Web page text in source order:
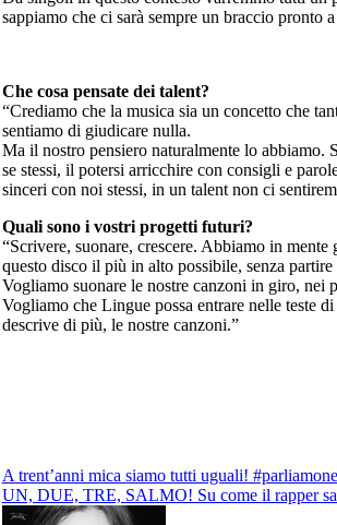
sappiamo che ci sarà sempre un braccio pronto
Che cosa pensate dei talent?
“Crediamo che la musica sia un concetto che
sentiamo di giudicare nulla.
Ma il nostro pensiero naturalmente lo abbiamo.
se stessi, il potersi arricchire con consigli e
sinceri con noi stessi, in un talent non ci
Quali sono i vostri progetti futuri?
“Scrivere, suonare, crescere. Abbiamo in
questo disco il più in alto possibile, senza partire
Vogliamo suonare le nostre canzoni in giro,
Vogliamo che Lingue possa entrare nelle teste
descrive di più, le nostre canzoni.”
Navigazione
articoli
A trent’anni mica siamo tutti uguali! #parliamone
UN, DUE, TRE, SALMO! Su come il rapper